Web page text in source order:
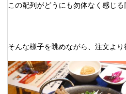
この配列がどうにも勿体なく感じる
そんな様子を眺めながら、注文よ